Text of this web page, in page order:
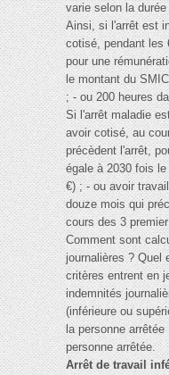
varie selon la durée
Ainsi, si l'arrêt est
cotisé, pendant les
pour une
le montant du
; - ou 200 heures
Si l'arrêt maladie
avoir cotisé, au
précèdent l'arrêt,
égale à 2030 fois
€) ; - ou avoir
douze mois qui
cours des 3
Comment sont
journalières ? Quel
critères entrent en
indemnités
(inférieure ou
la personne
personne arrêtée.
Arrêt de travail